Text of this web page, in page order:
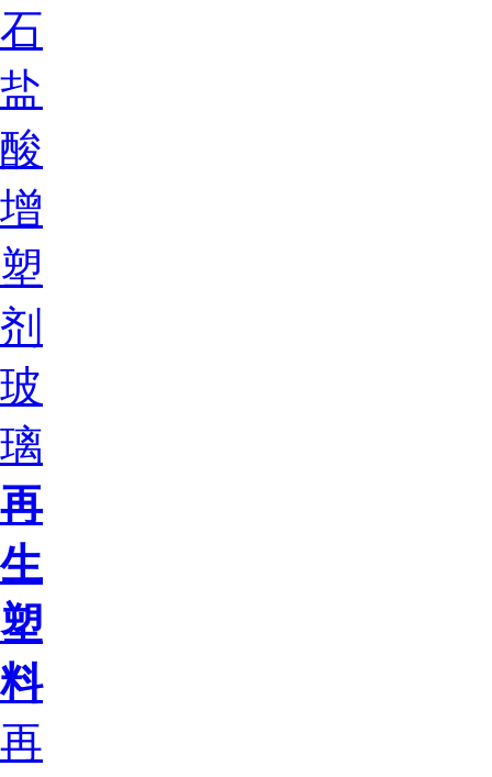
石
盐
酸
增
塑
剂
玻
璃
再
生
塑
料
再